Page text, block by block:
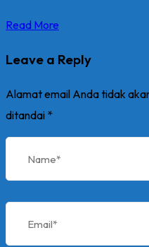
Read More
Leave a Reply
Alamat email Anda tidak
ditandai *